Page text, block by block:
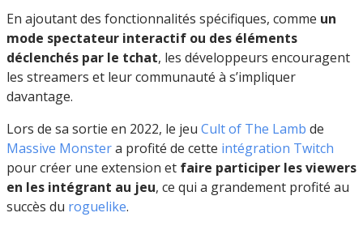
En ajoutant des fonctionnalités spécifiques, comme un
mode spectateur interactif ou des éléments
déclenchés par le tchat, les développeurs encouragent
les streamers et leur communauté à s’impliquer
davantage.
Lors de sa sortie en 2022, le jeu Cult of The Lamb de
Massive Monstera profité de cette intégration Twitch
pour créer une extension et faire participer les viewers
en les intégrant au jeu, ce qui a grandement profité au
succès du roguelike.